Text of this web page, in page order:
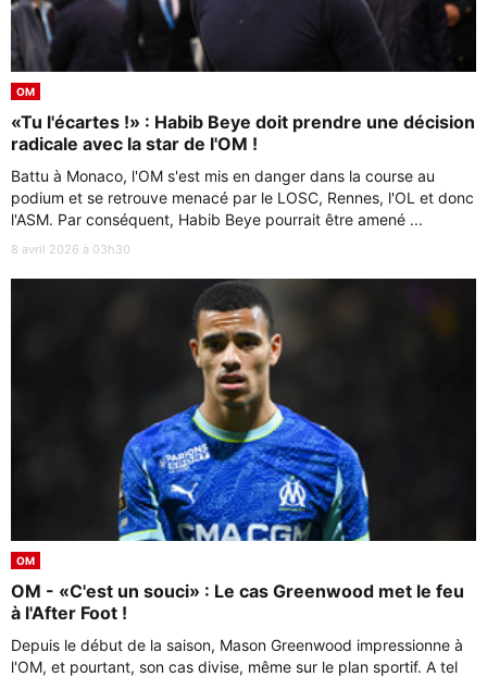
OM
«Tu l'écartes !» : Habib Beye doit prendre une décision
radicale avec la star de l'OM !
Battu à Monaco, l'OM s'est mis en danger dans la course au
podium et se retrouve menacé par le LOSC, Rennes, l'OL et donc
l'ASM. Par conséquent, Habib Beye pourrait être amené ...
8 avril 2026 à 03h30
OM
OM - «C'est un souci» : Le cas Greenwood met le feu
à l'After Foot !
Depuis le début de la saison, Mason Greenwood impressionne à
l'OM, et pourtant, son cas divise, même sur le plan sportif. A tel